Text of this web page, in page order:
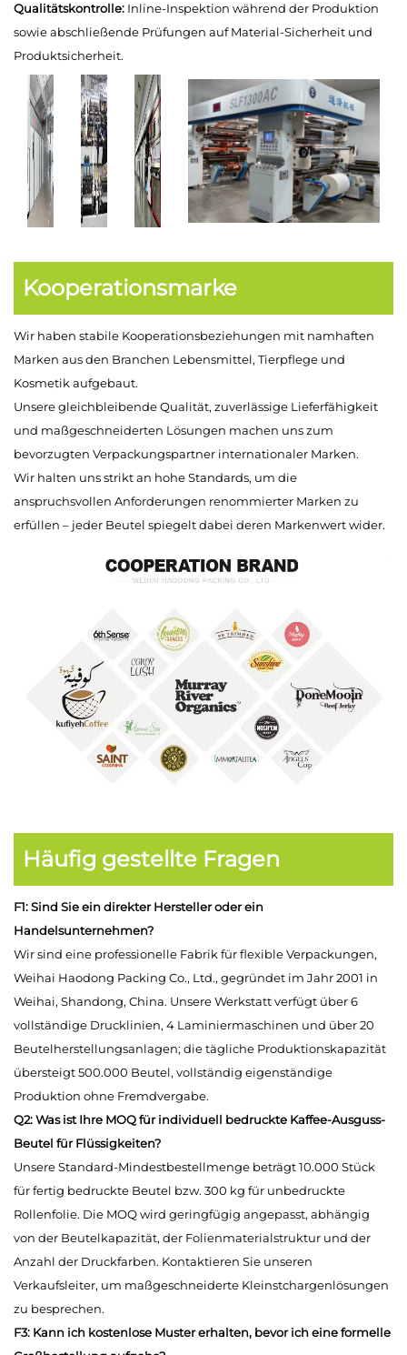
Qualitätskontrolle: Inline-Inspektion während der Produktion
sowie abschließende Prüfungen auf Material-Sicherheit und
Produktsicherheit.
Kooperationsmarke
Wir haben stabile Kooperationsbeziehungen mit namhaften
Marken aus den Branchen Lebensmittel, Tierpflege und
Kosmetik aufgebaut.
Unsere gleichbleibende Qualität, zuverlässige Lieferfähigkeit
und maßgeschneiderten Lösungen machen uns zum
bevorzugten Verpackungspartner internationaler Marken.
Wir halten uns strikt an hohe Standards, um die
anspruchsvollen Anforderungen renommierter Marken zu
erfüllen – jeder Beutel spiegelt dabei deren Markenwert wider.
Häufig gestellte Fragen
F1: Sind Sie ein direkter Hersteller oder ein
Handelsunternehmen?
Wir sind eine professionelle Fabrik für flexible Verpackungen,
Weihai Haodong Packing Co., Ltd., gegründet im Jahr 2001 in
Weihai, Shandong, China. Unsere Werkstatt verfügt über 6
vollständige Drucklinien, 4 Laminiermaschinen und über 20
Beutelherstellungsanlagen; die tägliche Produktionskapazität
übersteigt 500.000 Beutel, vollständig eigenständige
Produktion ohne Fremdvergabe.
Q2: Was ist Ihre MOQ für individuell bedruckte Kaffee-Ausguss-
Beutel für Flüssigkeiten?
Unsere Standard-Mindestbestellmenge beträgt 10.000 Stück
für fertig bedruckte Beutel bzw. 300 kg für unbedruckte
Rollenfolie. Die MOQ wird geringfügig angepasst, abhängig
von der Beutelkapazität, der Folienmaterialstruktur und der
Anzahl der Druckfarben. Kontaktieren Sie unseren
Verkaufsleiter, um maßgeschneiderte Kleinstchargenlösungen
zu besprechen.
F3: Kann ich kostenlose Muster erhalten, bevor ich eine formelle